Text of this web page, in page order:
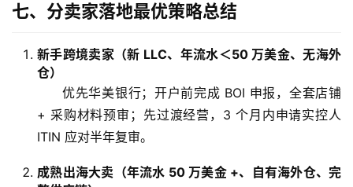
七、分卖家落地最优策略总结
新手跨境卖家（新 LLC、年流水＜50 万美金、无海外
仓）
优先华美银行；开户前完成 BOI 申报，全套店铺
+ 采购材料预审；先过渡经营，3 个月内申请实控人
ITIN 应对半年复审。
成熟出海大卖（年流水 50 万美金 +、自有海外仓、完